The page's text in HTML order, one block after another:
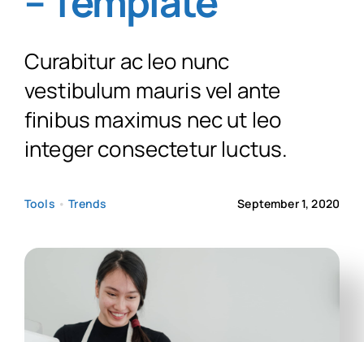
Our Team
Contact Us
Curabitur ac leo nunc
vestibulum mauris vel ante
finibus maximus nec ut leo
integer consectetur luctus.
Tools •Trends September 1, 2020